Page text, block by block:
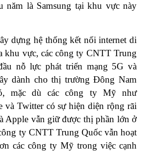
năm là Samsung tại khu vực này
dựng hệ thống kết nối internet di
khu vực, các công ty CNTT Trung
nỗ lực phát triển mạng 5G và
dành cho thị trường Đông Nam
mặc dù các công ty Mỹ như
và Twitter có sự hiện diện rộng rãi
Apple vẫn giữ được thị phần lớn ở
ty CNTT Trung Quốc vẫn hoạt
các công ty Mỹ trong việc cạnh